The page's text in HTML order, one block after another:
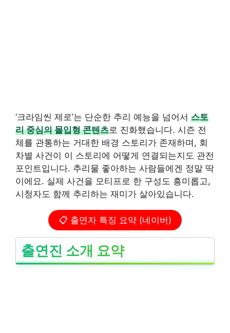
‘크라임씬 제로’는 단순한 추리 예능을 넘어서 스토
리 중심의 몰입형 콘텐츠로 진화했습니다. 시즌 전
체를 관통하는 거대한 배경 스토리가 존재하며, 회
차별 사건이 이 스토리에 어떻게 연결되는지도 관전
포인트입니다. 추리물 좋아하는 사람들에겐 정말 딱
이에요. 실제 사건을 모티프로 한 구성도 흥미롭고,
시청자도 함께 추리하는 재미가 살아있습니다.
📋 출연자 특징 요약 (네이버)
출연진 소개 요약